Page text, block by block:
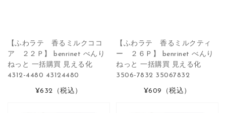
【ふわラテ 香るミルクココ
ア ２２Ｐ】 benrinet べんり
ねっと 一括購買 見える化
4312-4480 43124480
¥632 （税込）
【ふわラテ 香るミルクティ
ー ２６Ｐ】 benrinet べんり
ねっと 一括購買 見える化
3506-7832 35067832
¥609 （税込）